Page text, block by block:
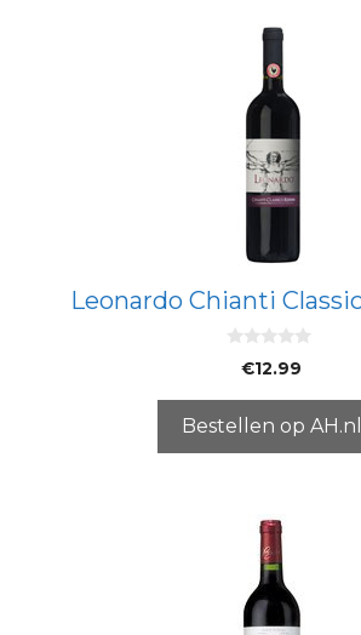
Leonardo Chianti
5
€12.99
Bestellen op AH.nl